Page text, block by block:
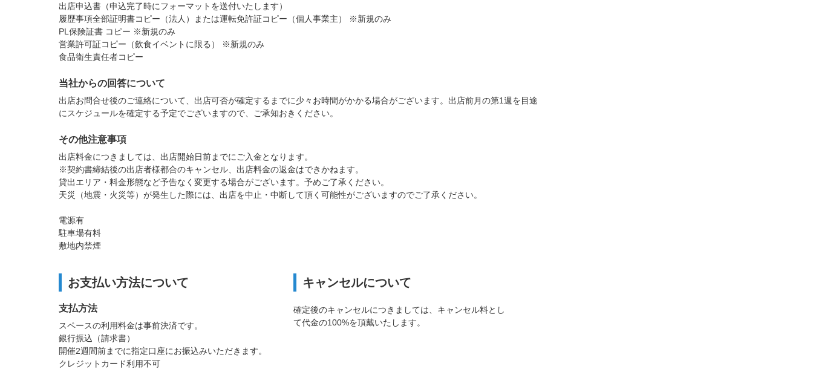
出店申込書（申込完了時にフォーマットを送付いたします）
履歴事項全部証明書コピー（法人）または運転免許証コピー（個人事業主） ※新規のみ
PL保険証書 コピー ※新規のみ
営業許可証コピー（飲食イベントに限る） ※新規のみ
食品衛生責任者コピー
当社からの回答について
出店お問合せ後のご連絡について、出店可否が確定するまでに少々お時間がかかる場合がございます。出店前月の第1週を目途
にスケジュールを確定する予定でございますので、ご承知おきください。
その他注意事項
出店料金につきましては、出店開始日前までにご入金となります。
※契約書締結後の出店者様都合のキャンセル、出店料金の返金はできかねます。
貸出エリア・料金形態など予告なく変更する場合がございます。予めご了承ください。
天災（地震・火災等）が発生した際には、出店を中止・中断して頂く可能性がございますのでご了承ください。
電源有
駐車場有料
敷地内禁煙
お支払い方法について
支払方法
スペースの利用料金は事前決済です。
銀行振込（請求書）
開催2週間前までに指定口座にお振込みいただきます。
クレジットカード利用不可
キャンセルについて
確定後のキャンセルにつきましては、キャンセル料とし
て代金の100%を頂戴いたします。